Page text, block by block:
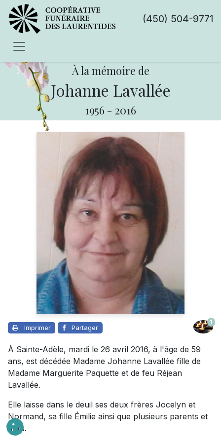
(450) 504-9771
À la mémoire de
Johanne Lavallée
1956 - 2016
Imprimer Partager
1
À Sainte-Adèle, mardi le 26 avril 2016, à l'âge de 59
ans, est décédée Madame Johanne Lavallée fille de
Madame Marguerite Paquette et de feu Réjean
Lavallée.
Elle laisse dans le deuil ses deux frères Jocelyn et
Normand, sa fille Émilie ainsi que plusieurs parents et
amis.